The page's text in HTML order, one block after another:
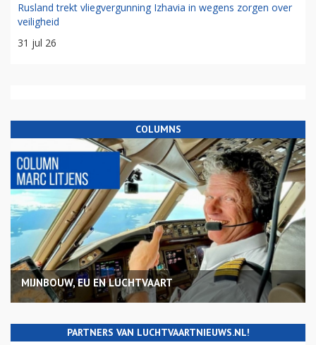
Rusland trekt vliegvergunning Izhavia in wegens zorgen over
veiligheid
31 jul 26
COLUMNS
MIJNBOUW, EU EN LUCHTVAART
PARTNERS VAN LUCHTVAARTNIEUWS.NL!